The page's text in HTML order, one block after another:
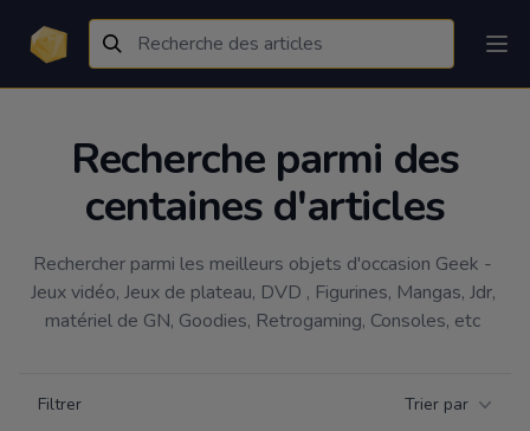
Recherche parmi des
centaines d'articles
Rechercher parmi les meilleurs objets d'occasion Geek -
Jeux vidéo, Jeux de plateau, DVD , Figurines, Mangas, Jdr,
matériel de GN, Goodies, Retrogaming, Consoles, etc
Filtrer Trier par